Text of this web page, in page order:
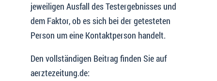
jeweiligen Ausfall des Testergebnisses und
dem Faktor, ob es sich bei der getesteten
Person um eine Kontaktperson handelt.
Den vollständigen Beitrag finden Sie auf
aerztezeitung.de: